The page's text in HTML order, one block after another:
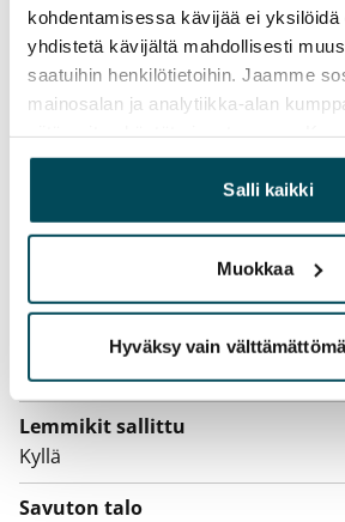
kohdentamisessa kävijää ei yksilöidä
yhdistetä kävijältä mahdollisesti
saatuihin henkilötietoihin. Jaamme
mainosalan ja analytiikka-alan
yhdistää näitä tietoja muihin tietoihin,
heille tai joita on kerätty, kun olet
palvelujaan.
Salli kaikki
Muokkaa
Hyväksy vain
Kotivakuutus
Pakollinen, ei sisälly vuokraan
Vesimaksu
Vuokralainen solmii itse
Vuokraan sisältyy 50 M
lisänopeutta etuhintaan ottamalla
operaattoriin Telia.
Lemmikit sallittu
Kyllä
Savuton talo